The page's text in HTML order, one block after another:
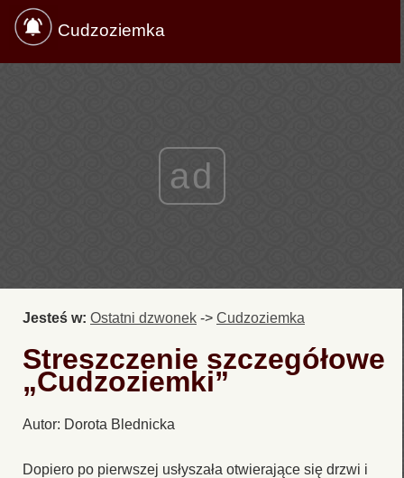
Cudzoziemka
ad
Jesteś w: Ostatni dzwonek -> Cudzoziemka
Streszczenie szczegółowe
„Cudzoziemki”
Autor: Dorota Blednicka
Dopiero po pierwszej usłyszała otwierające się drzwi i